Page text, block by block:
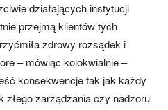
działających instytucji
przejmą klientów tych
zdrowy rozsądek i
– mówiąc kolokwialnie –
konsekwencje tak jak każdy
złego zarządzania czy nadzoru